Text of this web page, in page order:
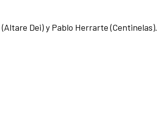
Dei) y Pablo Herrarte (Centinelas).